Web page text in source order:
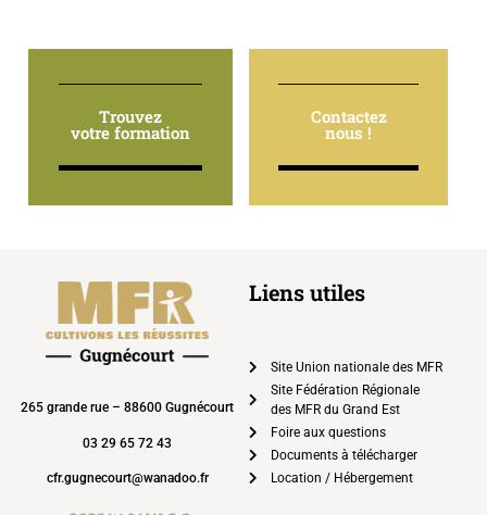
Trouvez
votre formation
Contactez
nous !
265 grande rue – 88600 Gugnécourt
03 29 65 72 43
cfr.gugnecourt@wanadoo.fr
Liens utiles
Site Union nationale des MFR
Site Fédération Régionale
des MFR du Grand Est
Foire aux questions
Documents à télécharger
Location / Hébergement